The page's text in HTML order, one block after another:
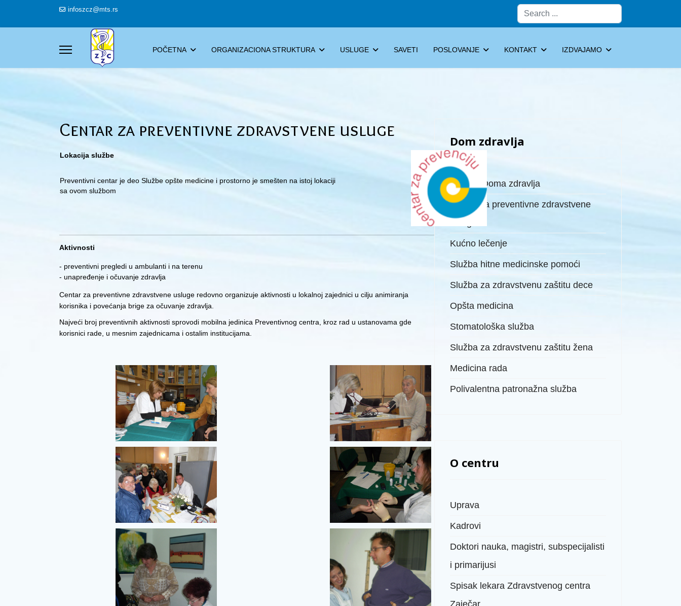
infoszcz@mts.rs Pretraga
POČETNA ORGANIZACIONA STRUKTURA USLUGE SAVETI POSLOVANJE KONTAKT IZDVAJAMO
Centar za preventivne zdravstvene usluge
Lokacija službe
Preventivni centar je deo Službe opšte medicine i prostorno je smešten na istoj lokaciji
sa ovom službom
Aktivnosti
- preventivni pregledi u ambulanti i na terenu
- unapređenje i očuvanje zdravlja
Centar za preventivne zdravstvene usluge redovno organizuje aktivnosti u lokalnoj zajednici u cilju animiranja
korisnika i povećanja brige za očuvanje zdravlja.
Najveći broj preventivnih aktivnosti sprovodi mobilna jedinica Preventivnog centra, kroz rad u ustanovama gde
korisnici rade, u mesnim zajednicama i ostalim institucijama.
Dom zdravlja
Uprava Doma zdravlja
Centar za preventivne zdravstvene
Kućno lečenje
Služba hitne medicinske pomoći
Služba za zdravstvenu zaštitu dece
Opšta medicina
Stomatološka služba
Služba za zdravstvenu zaštitu žena
Medicina rada
Polivalentna patronažna služba
O centru
Uprava
Kadrovi
Doktori nauka, magistri, subspecijalisti
i primarijusi
Spisak lekara Zdravstvenog centra
Zaječar